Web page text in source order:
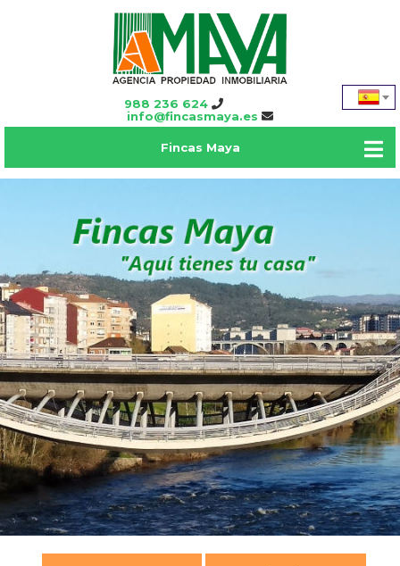
988 236 624
info@fincasmaya.es
Fincas Maya